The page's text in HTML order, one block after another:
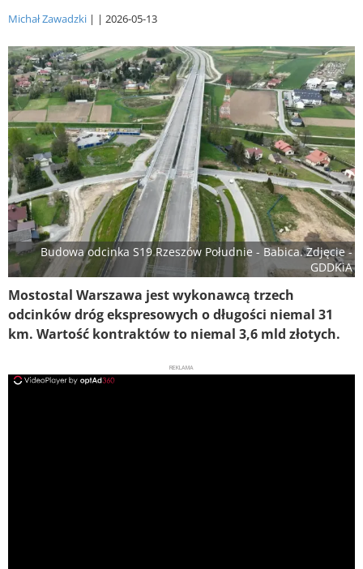
Michał Zawadzki 2026-05-13
Budowa odcinka S19 Rzeszów Południe - Babica. Zdjęcie -
GDDKiA
Mostostal Warszawa jest wykonawcą trzech
odcinków dróg ekspresowych o długości niemal 31
km. Wartość kontraktów to niemal 3,6 mld złotych.
REKLAMA